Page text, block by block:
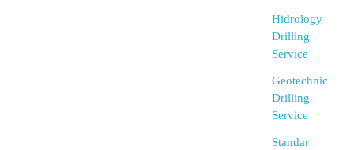
Hidrology
Drilling
Service
Geotechnic
Drilling
Service
Standar